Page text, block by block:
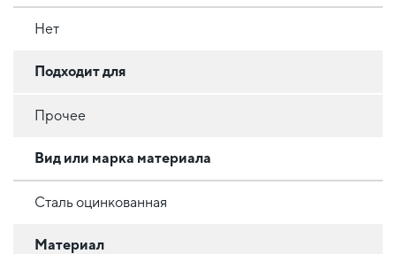
Нет
Подходит для
Прочее
Вид или марка материала
Сталь оцинкованная
Материал